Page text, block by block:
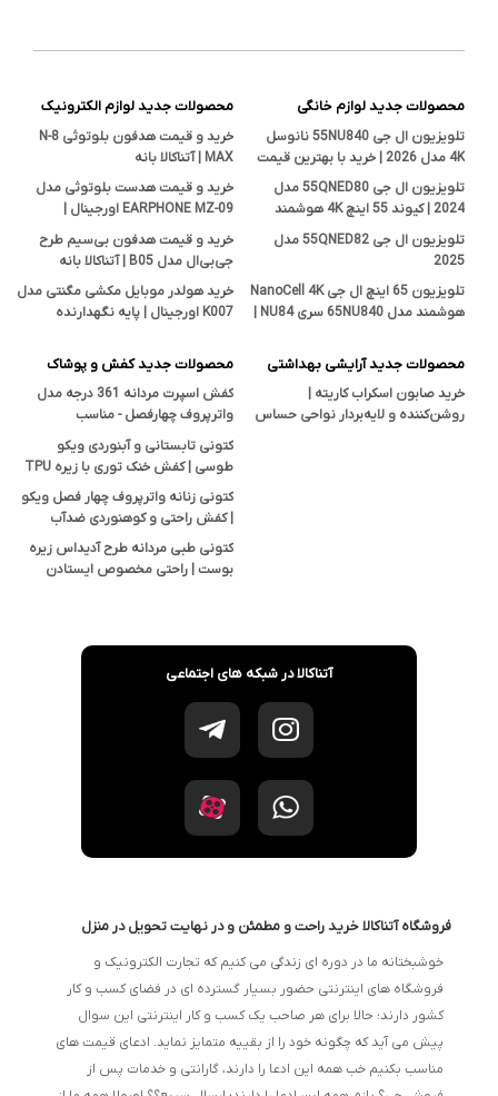
محصولات جدید لوازم خانگی
تلویزیون ال جی 55NU840 نانوسل
4K مدل 2026 | خرید با بهترین قیمت
تلویزیون ال جی 55QNED80 مدل
2024 | کیوند 55 اینچ 4K هوشمند
اصل
تلویزیون ال جی 55QNED82 مدل
2025
تلویزیون 65 اینچ ال جی NanoCell 4K
محصولات جدید لوازم الکترونیک
خرید و قیمت هدفون بلوتوثی N-8
MAX | آتناکالا بانه
خرید و قیمت هدست بلوتوثی مدل
EARPHONE MZ-09 اورجینال |
فروشگاه آتناکالا بانه
خرید و قیمت هدفون بی‌سیم طرح
جی‌بی‌ال مدل B05 | آتناکالا بانه
خرید هولدر موبایل مکشی مگنتی مدل
K007 اورجینال | پایه نگهدارنده
محصولات جدید آرایشی بهداشتی
خرید صابون اسکراب کاریته |
روشن‌کننده و لایه‌بردار نواحی حساس
محصولات جدید کفش و پوشاک
کفش اسپرت مردانه 361 درجه مدل
واترپروف چهارفصل - مناسب
پیاده‌روی، کوهنوردی و استفاده روزمره
کتونی تابستانی و آبنوردی ویکو
طوسی | کفش خنک توری با زیره TPU
ضدلغزش
کتونی زنانه واترپروف چهار فصل ویکو
| کفش راحتی و کوهنوردی ضدآب
Vicko
کتونی طبی مردانه طرح آدیداس زیره
بوست | راحتی مخصوص ایستادن
آتناکالا در شبکه های اجتماعی
فروشگاه آتناکالا خرید راحت و مطمئن و در نهایت تحویل در منزل
خوشبختانه ما در دوره ای زندگی می کنیم که تجارت الکترونیک و
فروشگاه های اینترنتی حضور بسیار گسترده ای در فضای کسب و کار
کشور دارند؛ حالا برای هر صاحب یک کسب و کار اینترنتی این سوال
پیش می آید که چگونه خود را از بقییه متمایز نماید. ادعای قیمت های
مناسب بکنیم خب همه این ادعا را دارند، گارانتی و خدمات پس از